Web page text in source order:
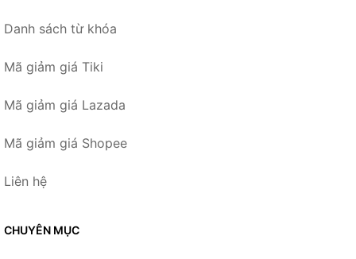
Danh sách từ khóa
Mã giảm giá Tiki
Mã giảm giá Lazada
Mã giảm giá Shopee
Liên hệ
CHUYÊN MỤC